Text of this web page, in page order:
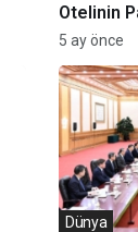
Otelinin
Yeşilyurt
5 ay önce
Dünya